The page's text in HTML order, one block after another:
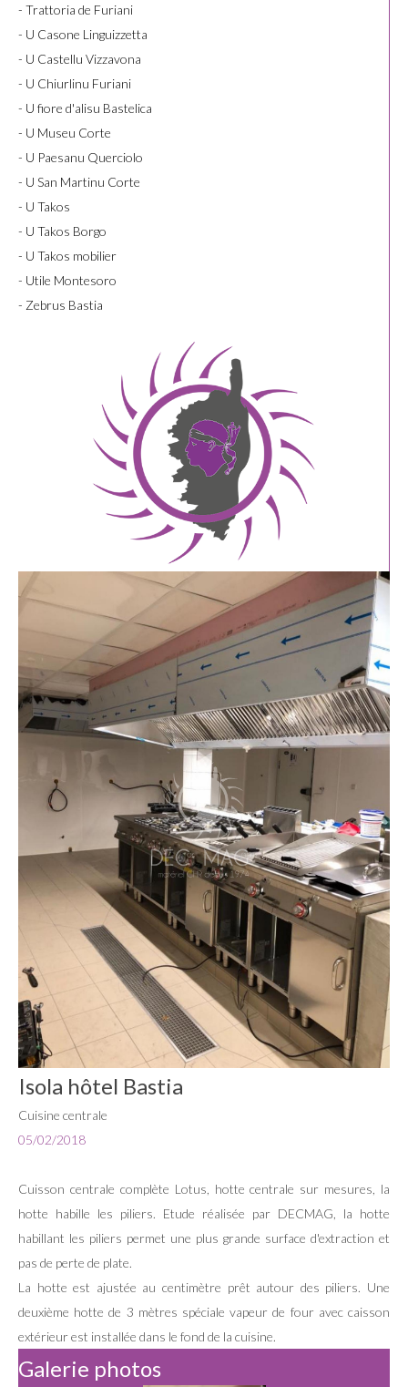
- Trattoria de Furiani
- U Casone Linguizzetta
- U Castellu Vizzavona
- U Chiurlinu Furiani
- U fiore d'alisu Bastelica
- U Museu Corte
- U Paesanu Querciolo
- U San Martinu Corte
- U Takos
- U Takos Borgo
- U Takos mobilier
- Utile Montesoro
- Zebrus Bastia
Isola hôtel Bastia
Cuisine centrale
05/02/2018
Cuisson centrale complète Lotus, hotte centrale sur mesures, la
hotte habille les piliers. Etude réalisée par DECMAG, la hotte
habillant les piliers permet une plus grande surface d'extraction et
pas de perte de plate.
La hotte est ajustée au centimètre prêt autour des piliers. Une
deuxième hotte de 3 mètres spéciale vapeur de four avec caisson
extérieur est installée dans le fond de la cuisine.
Galerie photos